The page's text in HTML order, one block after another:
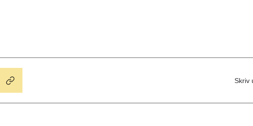
Skriv